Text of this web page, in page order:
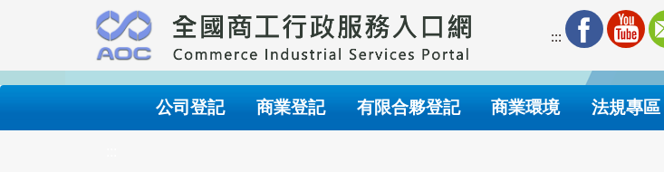
要
內
:::
公司登記 商業登記 有限合夥登記 商業環境 法規專區